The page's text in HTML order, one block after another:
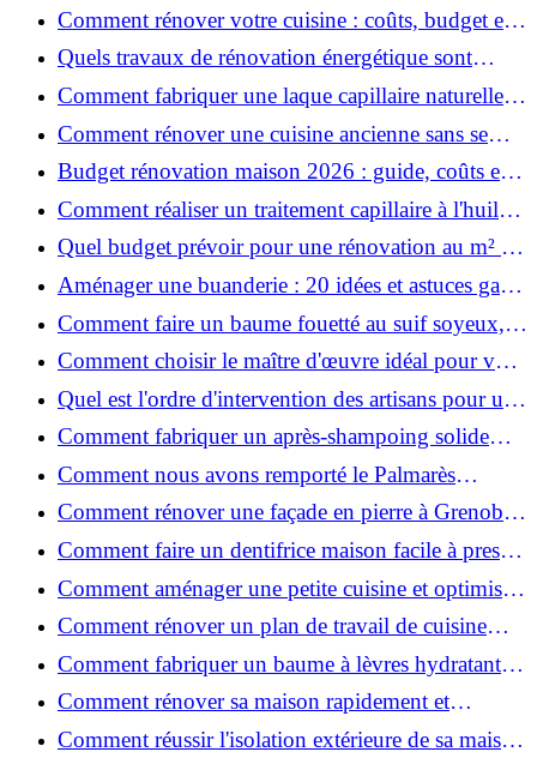
Salt pour des cheveux effet plage ?
Comment rénover votre cuisine : coûts, budget et
astuces bois ?
Quels travaux de rénovation énergétique sont
éligibles à MaPrimeRénov' ?
Comment fabriquer une laque capillaire naturelle
maison ?
Comment rénover une cuisine ancienne sans se
ruiner ?
Budget rénovation maison 2026 : guide, coûts et
astuces
Comment réaliser un traitement capillaire à l'huile
maison efficace ?
Quel budget prévoir pour une rénovation au m² en
2026 ?
Aménager une buanderie : 20 idées et astuces gain
de place pour un espace fonctionnel et stylé
Comment faire un baume fouetté au suif soyeux,
fait maison ?
Comment choisir le maître d'œuvre idéal pour vos
travaux de rénovation ?
Quel est l'ordre d'intervention des artisans pour une
rénovation ?
Comment fabriquer un après-shampoing solide
naturel pour cheveux ?
Comment nous avons remporté le Palmarès
(Ré)HABITER 2025 : les coulisses du projet primé
?
Comment rénover une façade en pierre à Grenoble
: techniques, coûts et conseils
Comment faire un dentifrice maison facile à presser
?
Comment aménager une petite cuisine et optimiser
chaque centimètre carré ?
Comment rénover un plan de travail de cuisine
facilement : guide étape par étape
Comment fabriquer un baume à lèvres hydratant et
naturel au suif ?
Comment rénover sa maison rapidement et
efficacement ?
Comment réussir l'isolation extérieure de sa maison